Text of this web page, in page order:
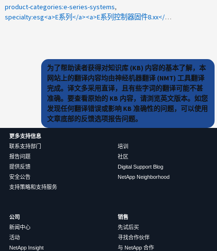
product-categories:e-series-systems
specialty:esg<a>E系列</a><a>E系列控制器固件8.xx</a><a>E系列控制器固件</a><a>固定</a>
为了帮助读者获得对知识库 (KB) 内容的基本了解，本
网站上的翻译内容均由神经机器翻译 (NMT) 工具翻译
完成。译文多采用直译，且有些字词的翻译可能不甚
准确。要查看原始的 KB 内容，请浏览英文版本。如您
发现任何翻译错误或影响 KB 准确性的问题，可以使用
文章底部的反馈选项报告问题。
更多支持信息
联系支持部门
报告问题
提供反馈
安全公告
支持策略和支持服务
培训
社区
Digital Support Blog
NetApp Neighborhood
公司
新闻中心
活动
NetApp Insight
销售
先试后买
寻找合作伙伴
与 NetApp 合作